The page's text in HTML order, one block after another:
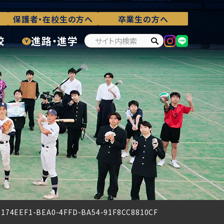
保護者・在校生の方へ 卒業生の方へ
進路・進学
BEA0-4FFD-BA54-91F8CC8810CF